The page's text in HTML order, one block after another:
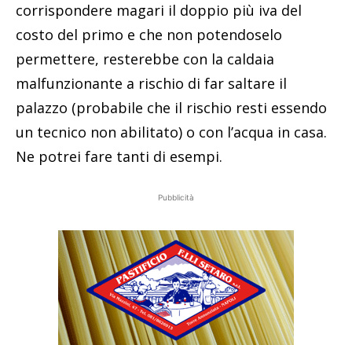
corrispondere magari il doppio più iva del
costo del primo e che non potendoselo
permettere, resterebbe con la caldaia
malfunzionante a rischio di far saltare il
palazzo (probabile che il rischio resti essendo
un tecnico non abilitato) o con l’acqua in casa.
Ne potrei fare tanti di esempi.
Pubblicità